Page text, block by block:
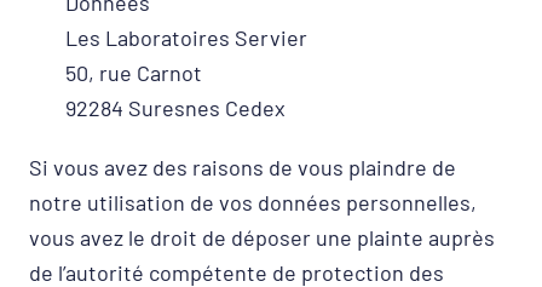
Les Laboratoires Servier
50, rue Carnot
92284 Suresnes Cedex
Si vous avez des raisons de vous plaindre de
notre utilisation de vos données personnelles,
vous avez le droit de déposer une plainte auprès
de l’autorité compétente de protection des